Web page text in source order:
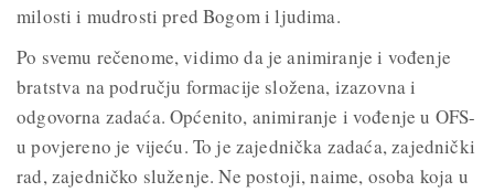
milosti i mudrosti pred Bogom i ljudima.
Po svemu rečenome, vidimo da je animiranje i vođenje
bratstva na području formacije složena, izazovna i
odgovorna zadaća. Općenito, animiranje i vođenje u OFS-
u povjereno je vijeću. To je zajednička zadaća, zajednički
rad, zajedničko služenje. Ne postoji, naime, osoba koja u